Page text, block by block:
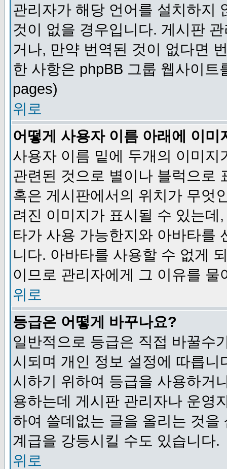
관리자가 해당 언어를 설치하지
것이 없을 경우입니다. 게시판
거나, 만약 번역된 것이 없다면
한 사항은 phpBB 그룹 웹사이
pages)
위로
어떻게 사용자 이름 아래에 이미
사용자 이름 밑에 두개의 이미
관련된 것으로 별이나 블럭으로
혹은 게시판에서의 위치가 무엇
려진 이미지가 표시될 수 있는
타가 사용 가능한지와 아바타를
니다. 아바타를 사용할 수 없게
이므로 관리자에게 그 이유를 물
위로
등급은 어떻게 바꾸나요?
일반적으로 등급은 직접 바꿀수
시되며 개인 정보 설정에 따릅
시하기 위하여 등급을 사용하거
용하는데 게시판 관리자나 운영
하여 쓸데없는 글을 올리는 것
계급을 강등시킬 수도 있습니다.
위로